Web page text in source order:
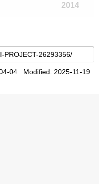
2014
04 Modified: 2025-11-19